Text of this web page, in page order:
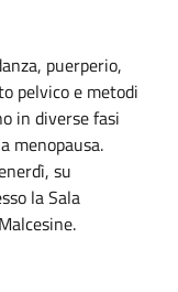
puerperio,
pelvico e metodi
in diverse fasi
menopausa.
su
la Sala